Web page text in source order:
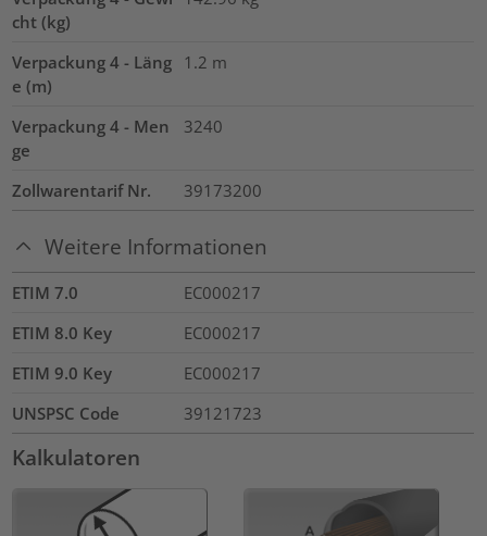
cht (kg)
Verpackung 4 - Läng
e (m)
1.2 m
Verpackung 4 - Men
ge
3240
Zollwarentarif Nr. 39173200
Weitere Informationen
ETIM 7.0
EC000217
ETIM 8.0 Key
EC000217
ETIM 9.0 Key
EC000217
UNSPSC Code
39121723
Kalkulatoren